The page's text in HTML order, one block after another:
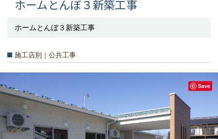
ホームとんぼ３新築工事
ホームとんぼ３新築工事
施工店別｜公共工事
Save